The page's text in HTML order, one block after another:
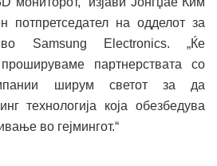
потпретседател на одделот за
Samsung Electronics. „Ќе
партнерствата со
ширум светот за да
технологија која обезбедува
во гејмингот.“